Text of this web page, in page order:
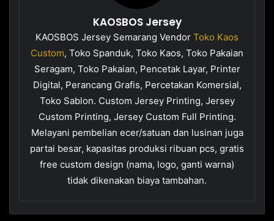
KAOSBOS Jersey
KAOSBOS Jersey Semarang Vendor Toko Kaos
Custom, Toko Spanduk, Toko Kaos, Toko Pakaian
Seragam, Toko Pakaian, Pencetak Layar, Printer
Digital, Perancang Grafis, Percetakan Komersial,
Toko Sablon. Custom Jersey Printing, Jersey
Custom Printing, Jersey Custom Full Printing.
Melayani pembelian ecer/satuan dan lusinan juga
partai besar, kapasitas produksi ribuan pcs, gratis
free custom design (nama, logo, ganti warna)
tidak dikenakan biaya tambahan.